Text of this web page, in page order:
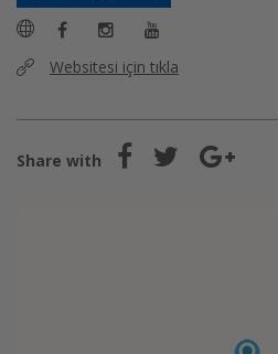
Websitesi için tıkla
Share with